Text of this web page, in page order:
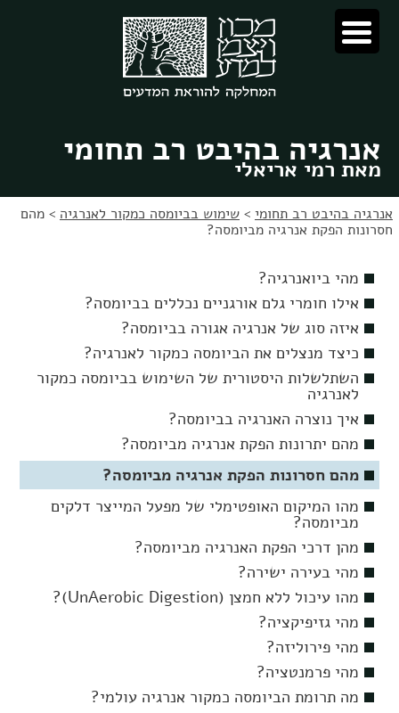
לתוכן
לניווט
אנרגיה בהיבט רב תחומי
מאת רמי אריאלי
אנרגיה בהיבט רב תחומי > שימוש בביומסה כמקור לאנרגיה > מהם
חסרונות הפקת אנרגיה מביומסה?
מהי ביואנרגיה?
אילו חומרי גלם אורגניים נכללים בביומסה?
איזה סוג של אנרגיה אגורה בביומסה?
כיצד מנצלים את הביומסה כמקור לאנרגיה?
השתלשלות היסטורית של השימוש בביומסה כמקור
לאנרגיה
איך נוצרה האנרגיה בביומסה?
מהם יתרונות הפקת אנרגיה מביומסה?
מהם חסרונות הפקת אנרגיה מביומסה?
מהו המיקום האופטימלי של מפעל המייצר דלקים
מביומסה?
מהן דרכי הפקת האנרגיה מביומסה?
מהי בעירה ישירה?
מהו עיכול ללא חמצן (UnAerobic Digestion)?
מהי גזיפיקציה?
מהי פירוליזה?
מהי פרמנטציה?
מה תרומת הביומסה כמקור אנרגיה עולמי?